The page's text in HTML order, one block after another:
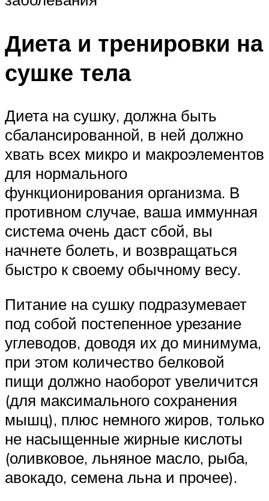
Диета и тренировки на
сушке тела
Диета на сушку, должна быть
сбалансированной, в ней должно
хвать всех микро и макроэлементов
для нормального
функционирования организма. В
противном случае, ваша иммунная
система очень даст сбой, вы
начнете болеть, и возвращаться
быстро к своему обычному весу.
Питание на сушку подразумевает
под собой постепенное урезание
углеводов, доводя их до минимума,
при этом количество белковой
пищи должно наоборот увеличится
(для максимального сохранения
мышц), плюс немного жиров, только
не насыщенные жирные кислоты
(оливковое, льняное масло, рыба,
авокадо, семена льна и прочее).